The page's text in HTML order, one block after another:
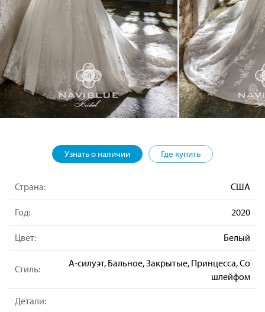
Узнать о наличии Где купить
Страна: США
Год: 2020
Цвет: Белый
Стиль:
А-силуэт, Бальное, Закрытые, Принцесса, Со
шлейфом
Детали: